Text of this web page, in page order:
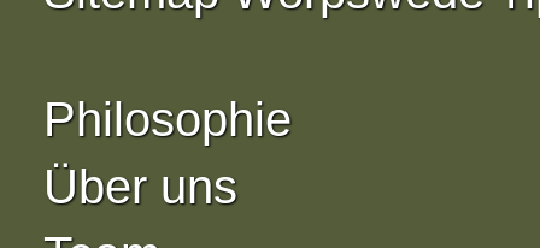
Philosophie
Über uns